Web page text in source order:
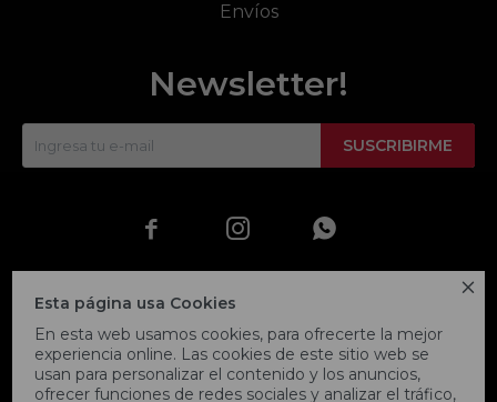

Esta página usa Cookies
En esta web usamos cookies, para ofrecerte la mejor
experiencia online. Las cookies de este sitio web se
usan para personalizar el contenido y los anuncios,
ofrecer funciones de redes sociales y analizar el tráfico,
Envíos
Newsletter!
SUSCRIBIRME
  